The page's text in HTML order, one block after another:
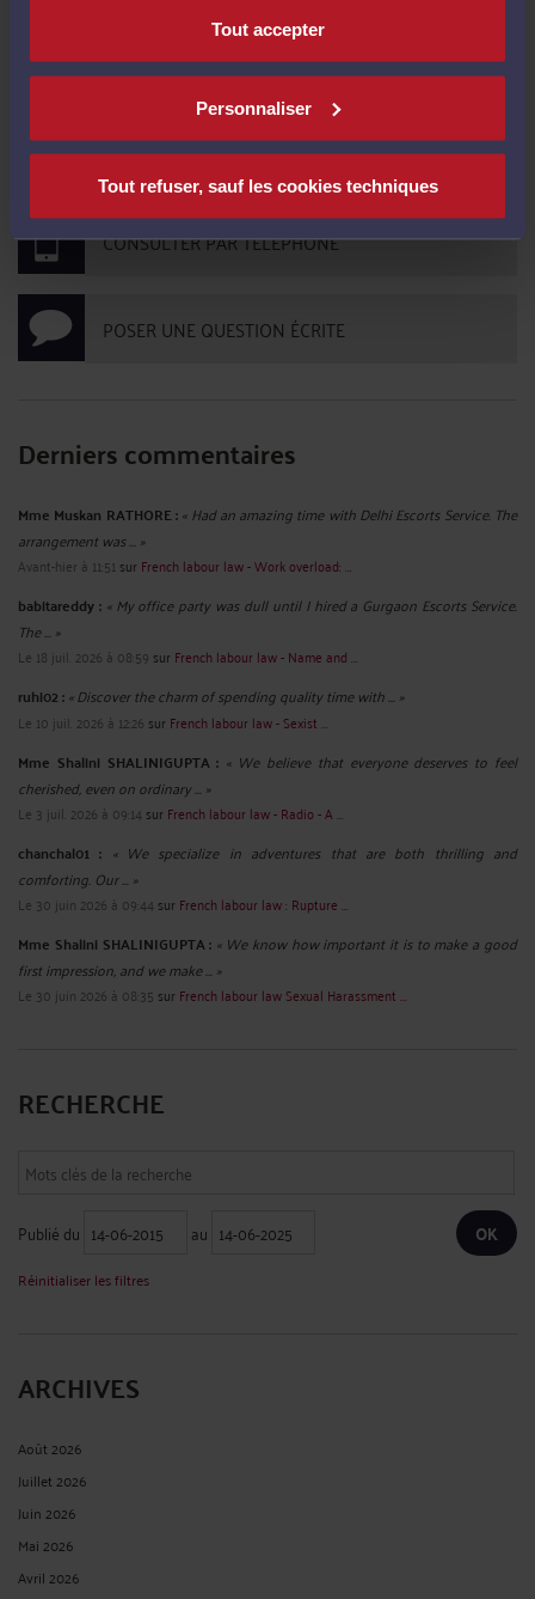
Tout accepter
Personnaliser
Tout refuser, sauf les cookies techniques
CONTACTER ME CHHUM
PRENDRE RDV EN CABINET
CONSULTER PAR TÉLÉPHONE
POSER UNE QUESTION ÉCRITE
Derniers commentaires
Mme Muskan RATHORE :« Had an amazing time with Delhi Escorts Service. The
arrangement was ... »
Avant-hier à 11:51 sur French labour law - Work overload: ...
babitareddy : « My office party was dull until I hired a Gurgaon Escorts Service.
The ... »
Le 18 juil. 2026 à 08:59 sur French labour law - Name and ...
ruhi02 :« Discover the charm of spending quality time with ... »
Le 10 juil. 2026 à 12:26 sur French labour law - Sexist ...
Mme Shalini SHALINIGUPTA : « We believe that everyone deserves to feel
cherished, even on ordinary ... »
Le 3 juil. 2026 à 09:14 sur French labour law - Radio - A ...
chanchal01 : « We specialize in adventures that are both thrilling and
comforting. Our ... »
Le 30 juin 2026 à 09:44 sur French labour law : Rupture ...
Mme Shalini SHALINIGUPTA : « We know how important it is to make a good
first impression, and we make ... »
Le 30 juin 2026 à 08:35 sur French labour law Sexual Harassment ...
RECHERCHE
Publié du au
Réinitialiser les filtres
ARCHIVES
Août 2026
Juillet 2026
Juin 2026
Mai 2026
Avril 2026